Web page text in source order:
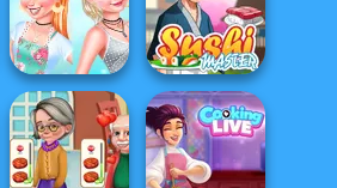
Unicorns
Donuteria
Real Donuts
Cooking
Princesses
Cooking
Challenge:...
Sushi Master